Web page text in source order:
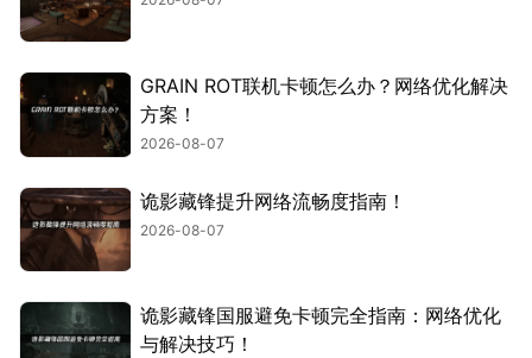
GRAIN ROT联机卡顿怎么办？网络优化解决
方案！
2026-08-07
诡影藏锋提升网络流畅度指南！
2026-08-07
诡影藏锋国服避免卡顿完全指南：网络优化
与解决技巧！